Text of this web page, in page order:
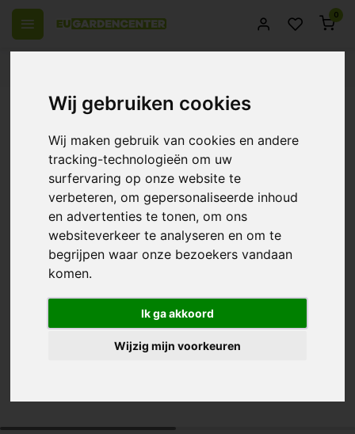
Wij gebruiken cookies
Wij maken gebruik van cookies en andere
tracking-technologieën om uw
surfervaring op onze website te
verbeteren, om gepersonaliseerde inhoud
en advertenties te tonen, om ons
websiteverkeer te analyseren en om te
begrijpen waar onze bezoekers vandaan
komen.
Ik ga akkoord
Wijzig mijn voorkeuren
0
Back
Atami Ata PK 13-14 ~ Phosphorus-
Potassium Addition
0/10 (0 Reviews) Compare